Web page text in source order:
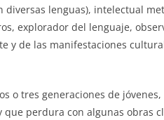
diversas lenguas), intelectual
explorador del lenguaje,
y de las manifestaciones
o tres generaciones de
perdura con algunas obras